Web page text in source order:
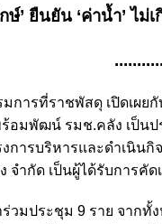
’ ยืนยัน ‘ค่าน้ำ’ ไ
การที่ราชพัสดุ เปิดเผย
อมพัฒน์ รมช.คลัง เป็น
ารบริหารและดำเนินกิ
จำกัด เป็นผู้ได้รับการคัด
วมประชุม 9 ราย จาก